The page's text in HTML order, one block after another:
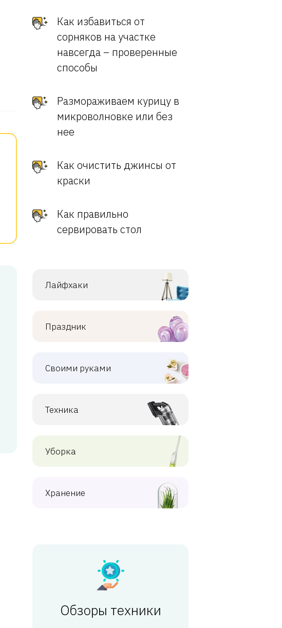
Как избавиться от
сорняков на участке
навсегда – проверенные
способы
Размораживаем курицу в
микроволновке или без
нее
Как очистить джинсы от
краски
Как правильно
сервировать стол
Лайфхаки
Праздник
Своими руками
Техника
Уборка
Хранение
Обзоры техники